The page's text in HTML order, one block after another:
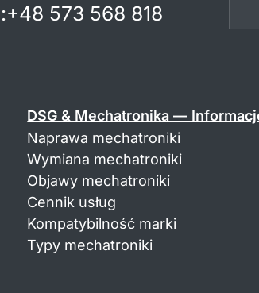
:+48 573 568 818
DSG & Mechatronika —
Naprawa mechatroniki
Wymiana mechatroniki
Objawy mechatroniki
Cennik usług
Kompatybilność marki
Typy mechatroniki